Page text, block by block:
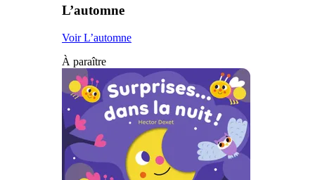
L’automne
Voir L’automne
À paraître